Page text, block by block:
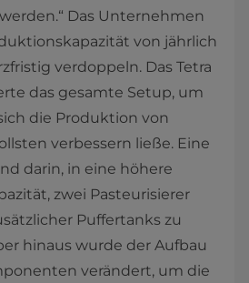
Das Unternehmen
von jährlich
verdoppeln. Das Tetra
das gesamte Setup, um
die Produktion von
verbessern ließe. Eine
darin, in eine höhere
zwei Pasteurisierer
Puffertanks zu
hinaus wurde der Aufbau
verändert, um die